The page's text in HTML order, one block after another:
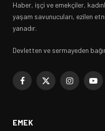
Haber, işçi ve emekçiler,
yaşam savunucuları, ezilen
yanadır.
Devletten ve sermayeden
Facebook
X
Instagram
EMEK